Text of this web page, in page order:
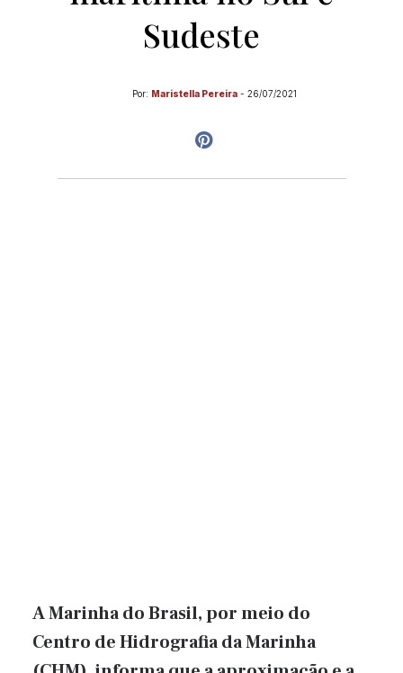
Sudeste
Por: Maristella Pereira - 26/07/2021
A Marinha do Brasil, por meio do
Centro de Hidrografia da Marinha